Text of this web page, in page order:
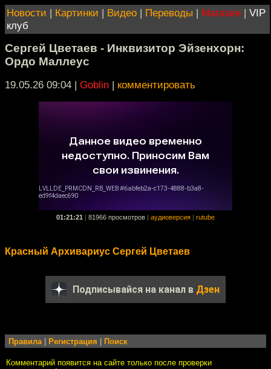
Новости | Картинки | Видео | Переводы | Магазин | VIP
клуб
Сергей Цветаев - Инквизитор Эйзенхорн:
Ордо Маллеус
19.05.26 09:04 | Goblin | комментировать
01:21:21 81966 просмотров аудиоверсия rutube
Красный Архивариус Сергей Цветаев
Подписывайся на канал в Дзен
Правила| Регистрация Поиск
Комментарий появится на сайте только после проверки